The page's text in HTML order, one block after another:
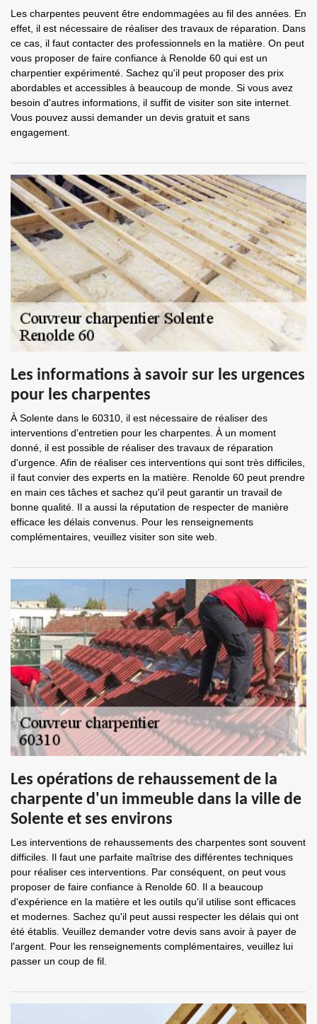
Les charpentes peuvent être endommagées au fil des années. En
effet, il est nécessaire de réaliser des travaux de réparation. Dans
ce cas, il faut contacter des professionnels en la matière. On peut
vous proposer de faire confiance à Renolde 60 qui est un
charpentier expérimenté. Sachez qu'il peut proposer des prix
abordables et accessibles à beaucoup de monde. Si vous avez
besoin d'autres informations, il suffit de visiter son site internet.
Vous pouvez aussi demander un devis gratuit et sans
engagement.
Les informations à savoir sur les urgences
pour les charpentes
À Solente dans le 60310, il est nécessaire de réaliser des
interventions d'entretien pour les charpentes. À un moment
donné, il est possible de réaliser des travaux de réparation
d'urgence. Afin de réaliser ces interventions qui sont très difficiles,
il faut convier des experts en la matière. Renolde 60 peut prendre
en main ces tâches et sachez qu'il peut garantir un travail de
bonne qualité. Il a aussi la réputation de respecter de manière
efficace les délais convenus. Pour les renseignements
complémentaires, veuillez visiter son site web.
Les opérations de rehaussement de la
charpente d'un immeuble dans la ville de
Solente et ses environs
Les interventions de rehaussements des charpentes sont souvent
difficiles. Il faut une parfaite maîtrise des différentes techniques
pour réaliser ces interventions. Par conséquent, on peut vous
proposer de faire confiance à Renolde 60. Il a beaucoup
d'expérience en la matière et les outils qu'il utilise sont efficaces
et modernes. Sachez qu'il peut aussi respecter les délais qui ont
été établis. Veuillez demander votre devis sans avoir à payer de
l'argent. Pour les renseignements complémentaires, veuillez lui
passer un coup de fil.